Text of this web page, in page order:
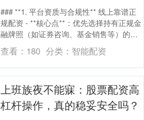
### **1. 平台资质与合规性** 线上靠谱正
规配资 - **核心点**：优先选择持有正规金
融牌照（如证券咨询、基金销售等）的平
台，避免无监管的“黑平台”。....
查看： 180 分类： 智能配资
上班族夜不能寐：股票配资高
杠杆操作，真的稳妥安全吗？
3940.04 +39.68 +1.02%